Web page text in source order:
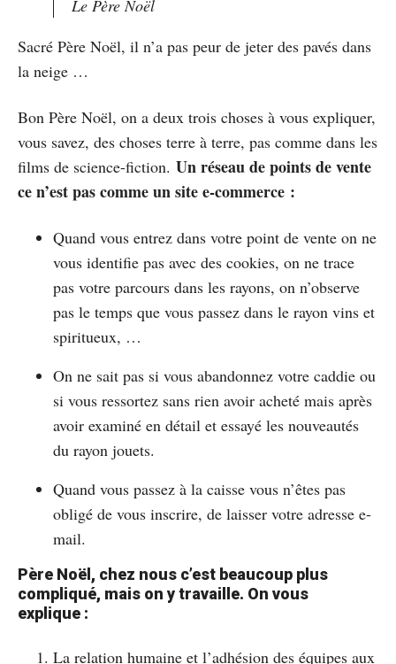
Le Père Noël
Sacré Père Noël, il n’a pas peur de jeter des pavés dans
la neige …
Bon Père Noël, on a deux trois choses à vous expliquer,
vous savez, des choses terre à terre, pas comme dans les
films de science-fiction. Un réseau de points de vente
ce n’est pas comme un site e-commerce :
Quand vous entrez dans votre point de vente on ne
vous identifie pas avec des cookies, on ne trace
pas votre parcours dans les rayons, on n’observe
pas le temps que vous passez dans le rayon vins et
spiritueux, …
On ne sait pas si vous abandonnez votre caddie ou
si vous ressortez sans rien avoir acheté mais après
avoir examiné en détail et essayé les nouveautés
du rayon jouets.
Quand vous passez à la caisse vous n’êtes pas
obligé de vous inscrire, de laisser votre adresse e-
mail.
Père Noël, chez nous c’est beaucoup plus
compliqué, mais on y travaille. On vous
explique :
La relation humaine et l’adhésion des équipes aux